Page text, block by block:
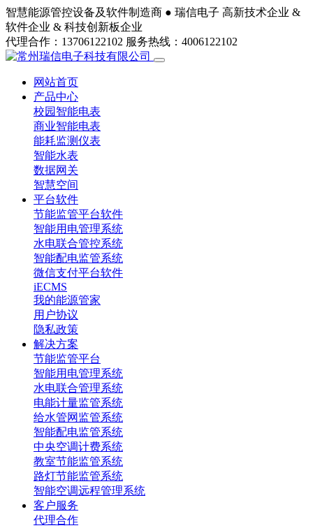
智慧能源管控设备及软件制造商 ● 瑞信电子 高新技术企业 &
软件企业 & 科技创新板企业
代理合作：13706122102 服务热线：4006122102
网站首页
产品中心
校园智能电表
商业智能电表
能耗监测仪表
智能水表
数据网关
智慧空间
平台软件
节能监管平台软件
智能用电管理系统
水电联合管控系统
智能配电监管系统
微信支付平台软件
iECMS
我的能源管家
用户协议
隐私政策
解决方案
节能监管平台
智能用电管理系统
水电联合管理系统
电能计量监管系统
给水管网监管系统
智能配电监管系统
中央空调计费系统
教室节能监管系统
路灯节能监管系统
智能空调远程管理系统
客户服务
代理合作